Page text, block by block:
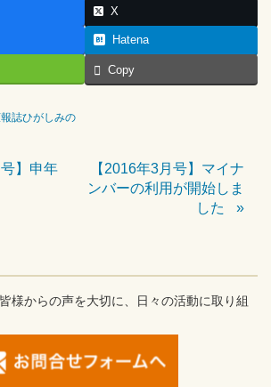
X
Hatena
Copy
誌ひがしみの
号】申年
【2016年3月号】マイナ
ンバーの利用が開始しま
した
様からの声を大切に、日々の活動に取り組